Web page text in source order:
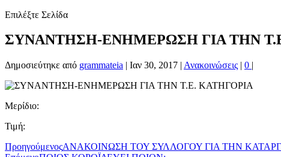
Επιλέξτε Σελίδα
ΣΥΝΑΝΤΗΣΗ-ΕΝΗΜΕΡΩΣΗ ΓΙΑ ΤΗΝ
Δημοσιεύτηκε από grammateia | Ιαν 30, 2017 | Ανακοινώσεις | 0 |
Μερίδιο:
Τιμή:
ΠροηγούμενοςΑΝΑΚΟΙΝΩΣΗ ΤΟΥ ΣΥΛΛΟΓΟΥ ΓΙΑ ΤΗΝ